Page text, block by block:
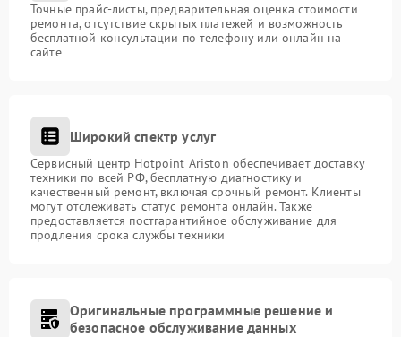
Точные прайс-листы, предварительная оценка стоимости
ремонта, отсутствие скрытых платежей и возможность
бесплатной консультации по телефону или онлайн на
сайте
Широкий спектр услуг
Сервисный центр Hotpoint Ariston обеспечивает доставку
техники по всей РФ, бесплатную диагностику и
качественный ремонт, включая срочный ремонт. Клиенты
могут отслеживать статус ремонта онлайн. Также
предоставляется постгарантийное обслуживание для
продления срока службы техники
Оригинальные программные решение и
безопасное обслуживание данных